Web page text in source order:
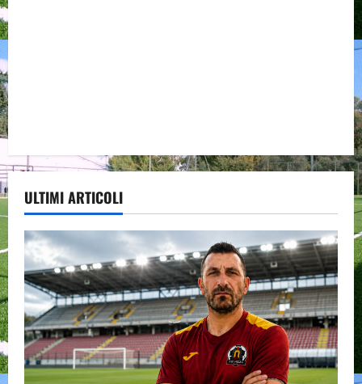
ULTIMI ARTICOLI